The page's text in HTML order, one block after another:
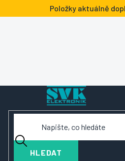
na
Položky aktuálně
HLEDAT